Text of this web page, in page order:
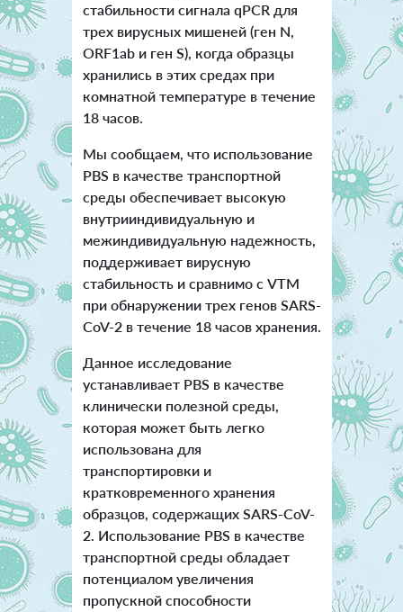
стабильности сигнала qPCR для
трех вирусных мишеней (ген N,
ORF1ab и ген S), когда образцы
хранились в этих средах при
комнатной температуре в течение
18 часов.
Мы сообщаем, что использование
PBS в качестве транспортной
среды обеспечивает высокую
внутрииндивидуальную и
межиндивидуальную надежность,
поддерживает вирусную
стабильность и сравнимо с VTM
при обнаружении трех генов SARS-
CoV-2 в течение 18 часов хранения.
Данное исследование
устанавливает PBS в качестве
клинически полезной среды,
которая может быть легко
использована для
транспортировки и
кратковременного хранения
образцов, содержащих SARS-CoV-
2. Использование PBS в качестве
транспортной среды обладает
потенциалом увеличения
пропускной способности